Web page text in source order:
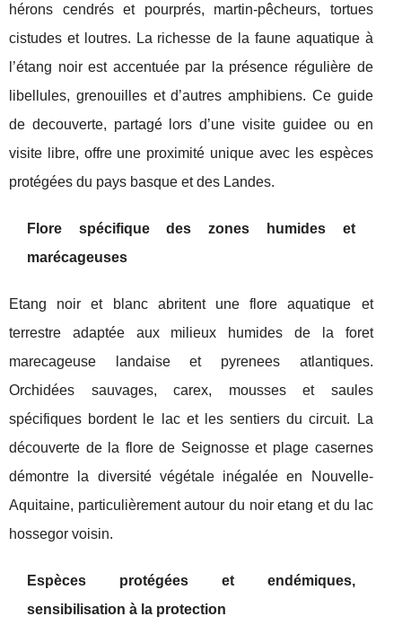
hérons cendrés et pourprés, martin-pêcheurs, tortues
cistudes et loutres. La richesse de la faune aquatique à
l’étang noir est accentuée par la présence régulière de
libellules, grenouilles et d’autres amphibiens. Ce guide
de decouverte, partagé lors d’une visite guidee ou en
visite libre, offre une proximité unique avec les espèces
protégées du pays basque et des Landes.
Flore spécifique des zones humides et
marécageuses
Etang noir et blanc abritent une flore aquatique et
terrestre adaptée aux milieux humides de la foret
marecageuse landaise et pyrenees atlantiques.
Orchidées sauvages, carex, mousses et saules
spécifiques bordent le lac et les sentiers du circuit. La
découverte de la flore de Seignosse et plage casernes
démontre la diversité végétale inégalée en Nouvelle-
Aquitaine, particulièrement autour du noir etang et du lac
hossegor voisin.
Espèces protégées et endémiques,
sensibilisation à la protection